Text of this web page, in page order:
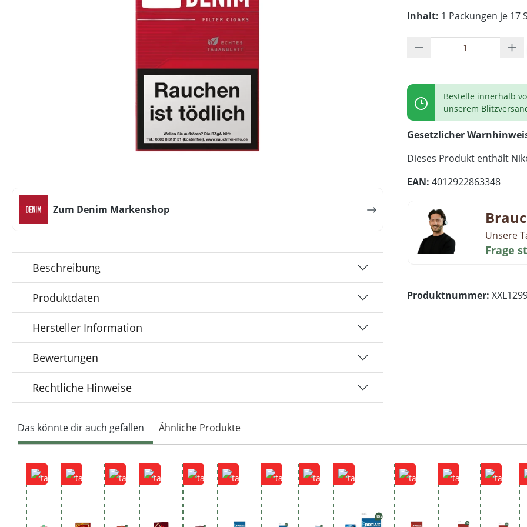
Zum Denim Markenshop
Beschreibung
Produktdaten
Hersteller Information
Bewertungen
Rechtliche Hinweise
Inhalt: 1 Packungen je 17
Produkt Anzahl:
Bestelle innerhalb
unserem
Gesetzlicher
Dieses Produkt enthält
EAN: 4012922863348
Unsere
Frage
Produktnummer:
Das könnte dir auch gefallen Ähnliche Produkte
Produktgalerie überspringen